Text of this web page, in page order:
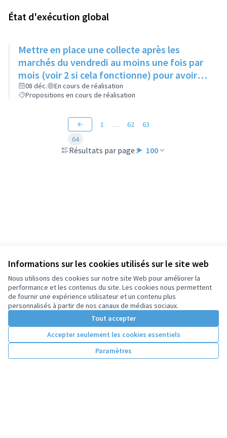
Informations sur les cookies utilisés sur le site web
Nous utilisons des cookies sur notre site Web pour améliorer la
performance et les contenus du site. Les cookies nous permettent
de fournir une expérience utilisateur et un contenu plus
personnalisés à partir de nos canaux de médias sociaux.
Tout accepter
Accepter seulement les cookies essentiels
Paramètres
État d'exécution global
Mettre en place une collecte après les
marchés du vendredi au moins une fois par
mois (voir 2 si cela fonctionne) pour avoir
des produits frais pour l'Epice'Rill
08 déc.
En cours de réalisation
Propositions en cours de réalisation
Résultats par page : 100
1 … 62
63
64